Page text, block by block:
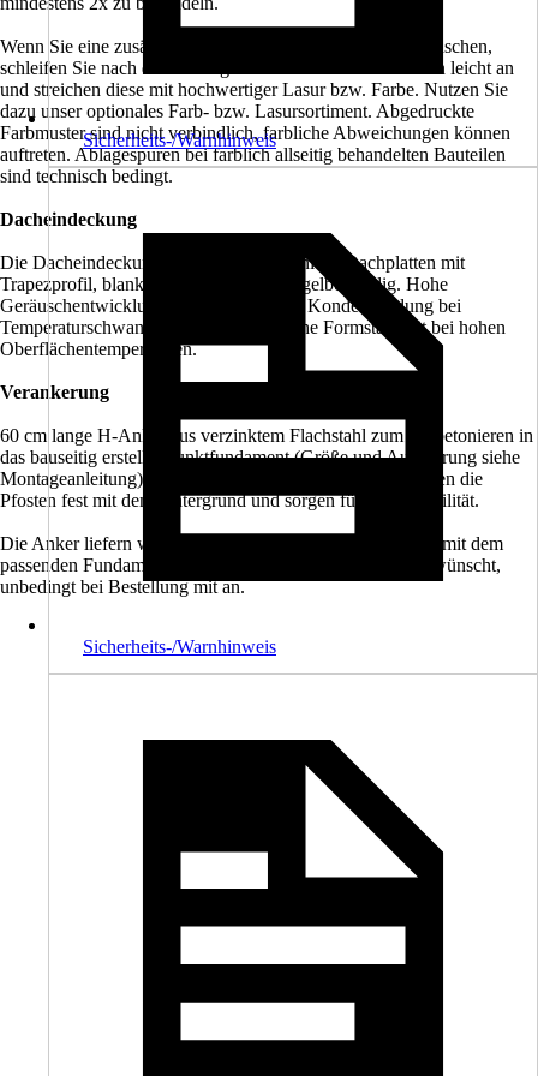
Wenn Sie eine zusätzliche Veredelung der Oberfläche wünschen,
schleifen Sie nach der Montage die sichtbaren Oberflächen leicht an
und streichen diese mit hochwertiger Lasur bzw. Farbe. Nutzen Sie
dazu unser optionales Farb- bzw. Lasursortiment. Abgedruckte
Farbmuster sind nicht verbindlich, farbliche Abweichungen können
auftreten. Ablagespuren bei farblich allseitig behandelten Bauteilen
sind technisch bedingt.
Dacheindeckung
Die Dacheindeckung besteht aus Aluminium-Dachplatten mit
Trapezprofil, blank. Bruchsicher und hagelbeständig. Hohe
Geräuschentwicklung bei Niederschlag. Kondensbildung bei
Temperaturschwankungen möglich. Hohe Formstabilität bei hohen
Oberflächentemperaturen.
Verankerung
60 cm lange H-Anker aus verzinktem Flachstahl zum Einbetonieren in
das bauseitig erstellte Punktfundament (Größe und Ausführung siehe
Montageanleitung) sind im Bausatz enthalten. Sie verbinden die
Pfosten fest mit dem Untergrund und sorgen für hohe Stabilität.
Die Anker liefern wir Ihnen auf Wunsch gerne zusammen mit dem
passenden Fundamentplan zu. Bitte geben Sie dies, so gewünscht,
unbedingt bei Bestellung mit an.
Sicherheits-/Warnhinweis
Sicherheits-/Warnhinweis